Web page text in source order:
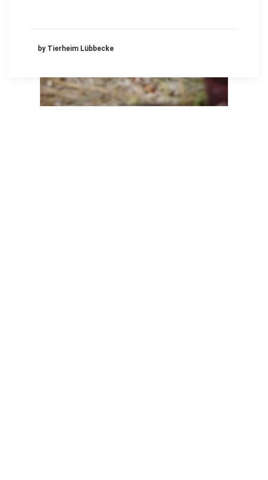
by Tierheim Lübbecke